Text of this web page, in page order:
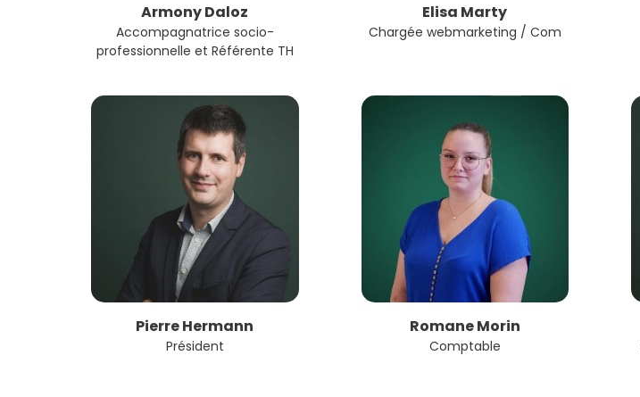
Armony Daloz
Accompagnatrice socio-
professionnelle et Référente TH
Elisa Marty
Chargée webmarketing / Com
Pierre Hermann
Président
Romane Morin
Comptable